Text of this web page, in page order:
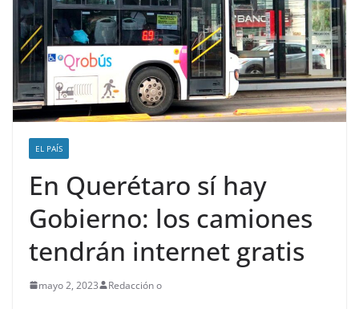
EL PAÍS
En Querétaro sí hay
Gobierno: los camiones
tendrán internet gratis
mayo 2, 2023 Redacción o